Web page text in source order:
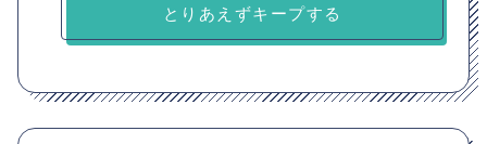
とりあえずキープする